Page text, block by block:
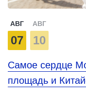
АВГ
07
АВГ
10
Самое сердце
площадь и